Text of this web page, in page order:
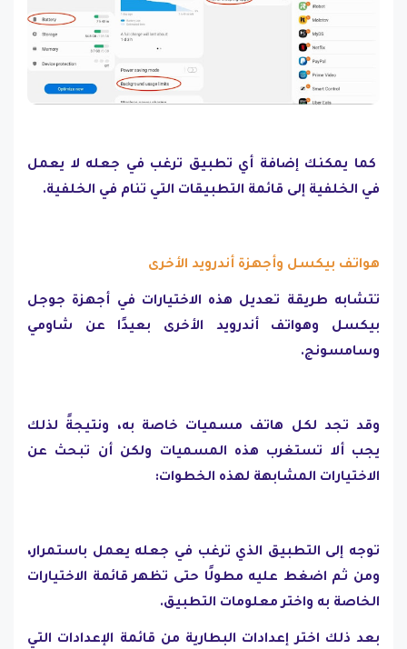
كما يمكنك إضافة أي تطبيق ترغب في جعله لا يعمل
في الخلفية إلى قائمة التطبيقات التي تنام في الخلفية.
هواتف بيكسل وأجهزة أندرويد الأخرى
تتشابه طريقة تعديل هذه الاختيارات في أجهزة جوجل
بيكسل وهواتف أندرويد الأخرى بعيدًا عن شاومي
وسامسونج.
وقد تجد لكل هاتف مسميات خاصة به، ونتيجةً لذلك
يجب ألا تستغرب هذه المسميات ولكن أن تبحث عن
الاختيارات المشابهة لهذه الخطوات:
توجه إلى التطبيق الذي ترغب في جعله يعمل باستمرار،
ومن ثم اضغط عليه مطولًا حتى تظهر قائمة الاختيارات
الخاصة به واختر معلومات التطبيق.
بعد ذلك اختر إعدادات البطارية من قائمة الإعدادات التي